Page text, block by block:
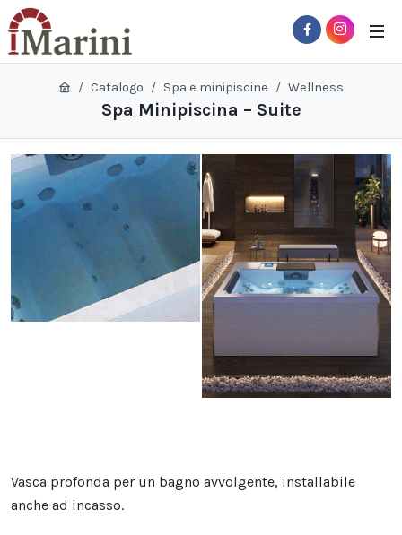
Catalogo Spa e minipiscine Wellness
Spa Minipiscina – Suite
Vasca profonda per un bagno avvolgente, installabile
anche ad incasso.